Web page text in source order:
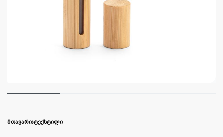
ᲛᲗᲐᲕᲐᲠᲘ›ᲢᲔᲥᲡᲢᲘᲚᲘ